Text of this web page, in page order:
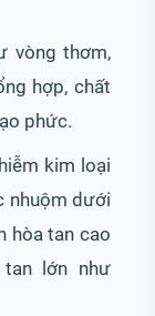
vòng thơm,
hợp, chất
phức.
kim loại
nhuộm dưới
hòa tan cao
lớn như